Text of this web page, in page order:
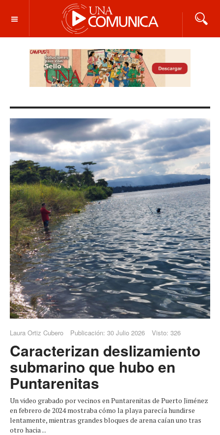
OFF CANVAS
Laura Ortiz Cubero Publicación: 30 Julio 2026 Visto: 326
Caracterizan deslizamiento
submarino que hubo en
Puntarenitas
Un video grabado por vecinos en Puntarenitas de Puerto Jiménez
en febrero de 2024 mostraba cómo la playa parecía hundirse
lentamente, mientras grandes bloques de arena caían uno tras
otro hacia ...